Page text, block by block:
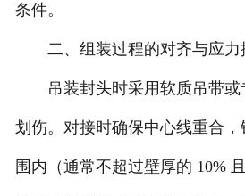
条件。
二、组装过程的对齐与应力
吊装封头时采用软质吊带或
划伤。对接时确保中心线重合
围内（通常不超过壁厚的 10%